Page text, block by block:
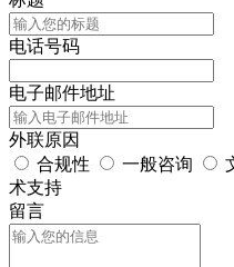
电话号码
电子邮件地址
外联原因
合规性
一般咨询
术支持
留言